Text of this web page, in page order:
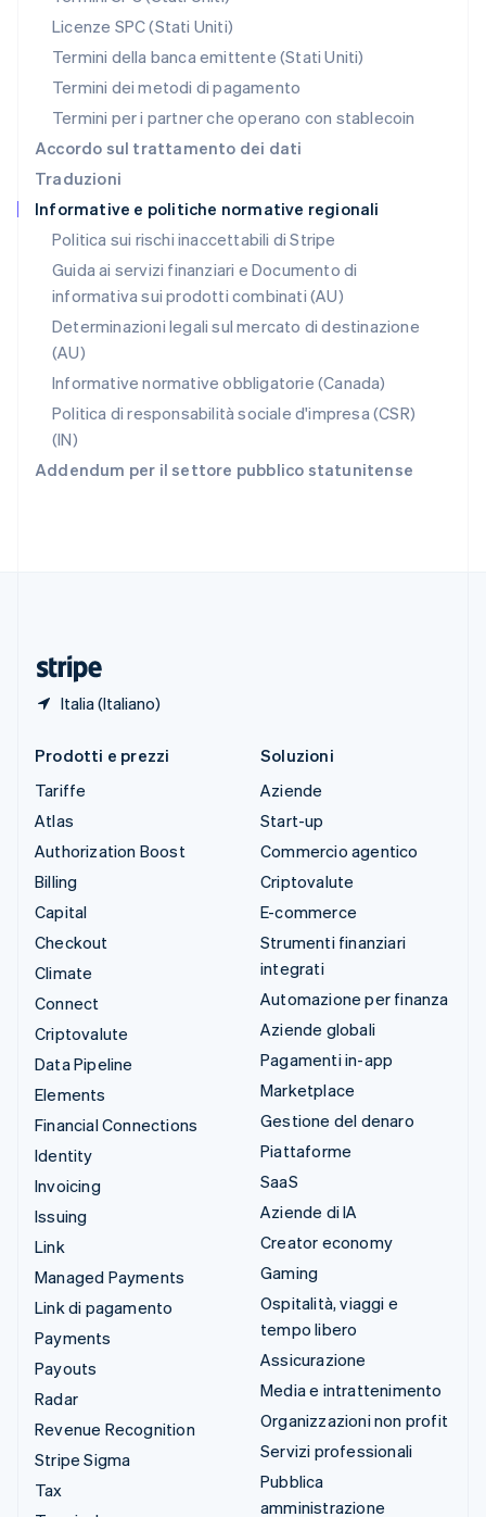
Licenze SPC (Stati Uniti)
Termini della banca emittente (Stati Uniti)
Termini dei metodi di pagamento
Termini per i partner che operano con stablecoin
Accordo sul trattamento dei dati
Traduzioni
Informative e politiche normative regionali
Politica sui rischi inaccettabili di Stripe
Guida ai servizi finanziari e Documento di
informativa sui prodotti combinati (AU)
Determinazioni legali sul mercato di destinazione
(AU)
Informative normative obbligatorie (Canada)
Politica di responsabilità sociale d'impresa (CSR)
(IN)
Addendum per il settore pubblico statunitense
Italia (Italiano)
English
Portogallo
RAS di Hong Kong, Cina
English 简体中文
Regno Unito
Repubblica Ceca
English
Romania
Singapore
English简体中文
Slovacchia
English
EnglishItaliano
Spagna
Español
EnglishEspañol 简体中文
Prodotti e prezzi
Tariffe
Atlas
Authorization Boost
Billing
Capital
Checkout
Climate
Connect
Criptovalute
Data Pipeline
Elements
Financial Connections
Identity
Invoicing
Issuing
Link
Managed Payments
Link di pagamento
Payments
Payouts
Radar
Revenue Recognition
Stripe Sigma
Tax
Soluzioni
Aziende
Start-up
Commercio agentico
Criptovalute
E-commerce
Strumenti finanziari
integrati
Automazione per finanza
Aziende globali
Pagamenti in-app
Marketplace
Gestione del denaro
Piattaforme
SaaS
Aziende di IA
Creator economy
Gaming
Ospitalità, viaggi e
tempo libero
Assicurazione
Media e intrattenimento
Organizzazioni non profit
Servizi professionali
Pubblica
amministrazione